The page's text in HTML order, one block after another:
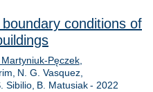
conditions of
Pęczek
N. G. Vasquez
Sibilio B. Matusiak - Rok
2022